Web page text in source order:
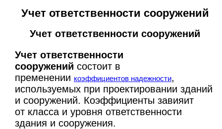
Учет ответственности сооружений
Учет ответственности сооружений
Учет ответственности
сооружений состоит в
пременении коэффициентов надежности,
используемых при проектировании зданий
и сооружений. Коэффициенты завияит
от класса и уровня ответственности
здания и сооружения.